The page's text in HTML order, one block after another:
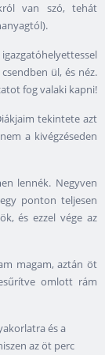
van szó, tehát
ül, és néz.
fog valaki kapni!
tekintete azt
a kivégzéseden
lennék. Negyven
ponton teljesen
és ezzel vége az
magam, aztán öt
omlott rám
és a
az öt perc